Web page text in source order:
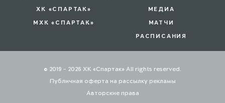
ХК «СПАРТАК»
МХК «СПАРТАК»
МЕДИА
МАТЧИ
РАСПИСАНИЯ
© 2019 - 2026 ХК «Спартак» All rights reserved.
Публичная оферта на рассылку рекламы
Авторские права